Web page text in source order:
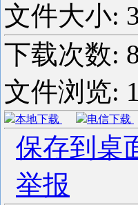
文件大小:
下载次数:
文件浏览:
本地下载 电信下载
保存到桌
举报